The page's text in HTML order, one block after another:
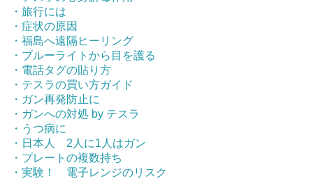
・旅行には
・症状の原因
・福島へ遠隔ヒーリング
・ブルーライトから目を護る
・電話タグの貼り方
・テスラの買い方ガイド
・ガン再発防止に
・ガンへの対処 by テスラ
・うつ病に
・日本人 2人に1人はガン
・プレートの複数持ち
・実験！ 電子レンジのリスク